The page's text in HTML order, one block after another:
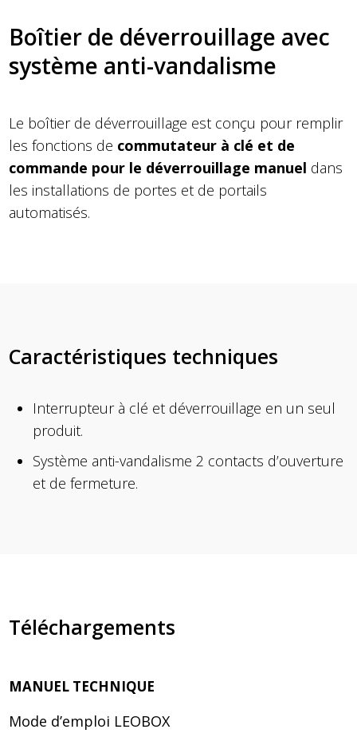
Boîtier de déverrouillage avec
système anti-vandalisme
Le boîtier de déverrouillage est conçu pour remplir
les fonctions de commutateur à clé et de
commande pour le déverrouillage manuel dans
les installations de portes et de portails
automatisés.
Caractéristiques techniques
Interrupteur à clé et déverrouillage en un seul
produit.
Système anti-vandalisme 2 contacts d’ouverture
et de fermeture.
Téléchargements
MANUEL TECHNIQUE
Mode d’emploi LEOBOX